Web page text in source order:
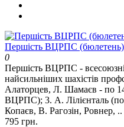
Першість ВЦРПС (бюлетень)
0
Першість ВЦРПС - всесоюзні
найсильніших шахістів
Алаторцев, Л. Шамаєв - по
ВЦРПС); 3. А. Лілієнталь
Копаєв, В. Рагозін, Ровнер, ..
795 грн.